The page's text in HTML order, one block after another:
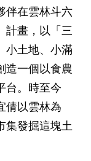
伴在雲林斗六
計畫，以「三
小土地、小滿
造一個以食農
台。時至今
倩以雲林為
集發掘這塊土